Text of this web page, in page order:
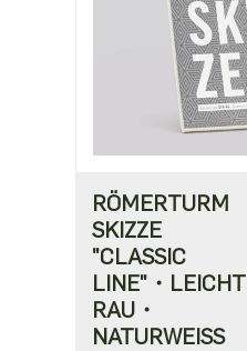
RÖMERTURM
SKIZZE
"CLASSIC
LINE"・LEICHT
RAU・
NATURWEISS